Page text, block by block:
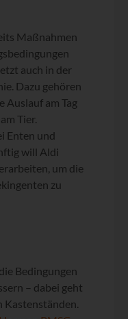
Maßnahmen
auch in der
Dazu gehören
Auslauf am Tag
Tier.
Enten und
will Aldi
um die
zu
Bedingungen
– dabei geht
Kastenständen.